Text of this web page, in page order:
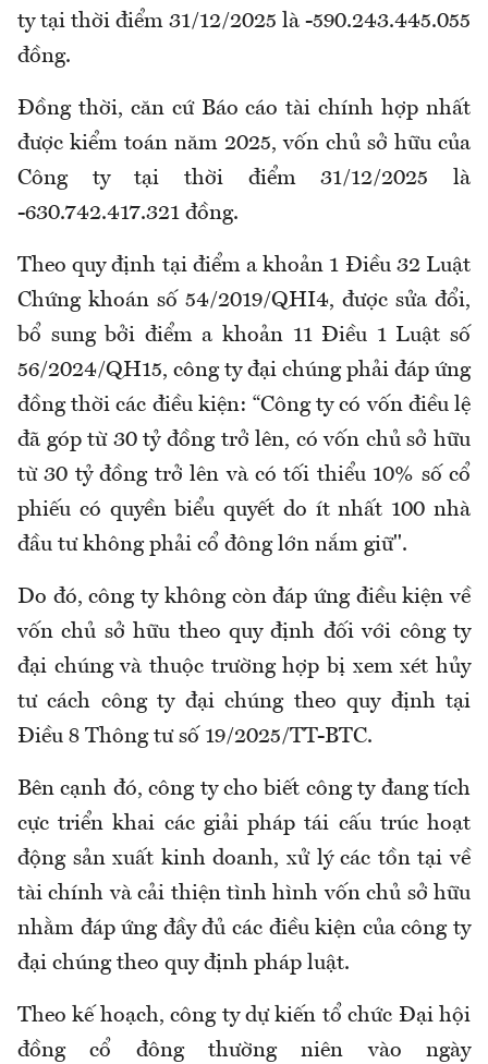
ty tại thời điểm 31/12/2025 là -590.243.445.055
đồng.
Đồng thời, căn cứ Báo cáo tài chính hợp nhất
được kiểm toán năm 2025, vốn chủ sở hữu của
Công ty tại thời điểm 31/12/2025 là
-630.742.417.321 đồng.
Theo quy định tại điểm a khoản 1 Điều 32 Luật
Chứng khoán số 54/2019/QHI4, được sửa đổi,
bổ sung bởi điểm a khoản 11 Điều 1 Luật số
56/2024/QH15, công ty đại chúng phải đáp ứng
đồng thời các điều kiện: “Công ty có vốn điều lệ
đã góp từ 30 tỷ đồng trở lên, có vốn chủ sở hữu
từ 30 tỷ đồng trở lên và có tối thiểu 10% số cổ
phiếu có quyền biểu quyết do ít nhất 100 nhà
đầu tư không phải cổ đông lớn nắm giữ".
Do đó, công ty không còn đáp ứng điều kiện về
vốn chủ sở hữu theo quy định đối với công ty
đại chúng và thuộc trường hợp bị xem xét hủy
tư cách công ty đại chúng theo quy định tại
Điều 8 Thông tư số 19/2025/TT-BTC.
Bên cạnh đó, công ty cho biết công ty đang tích
cực triển khai các giải pháp tái cấu trúc hoạt
động sản xuất kinh doanh, xử lý các tồn tại về
tài chính và cải thiện tình hình vốn chủ sở hữu
nhằm đáp ứng đầy đủ các điều kiện của công ty
đại chúng theo quy định pháp luật.
Theo kế hoạch, công ty dự kiến tổ chức Đại hội
đồng cổ đông thường niên vào ngày